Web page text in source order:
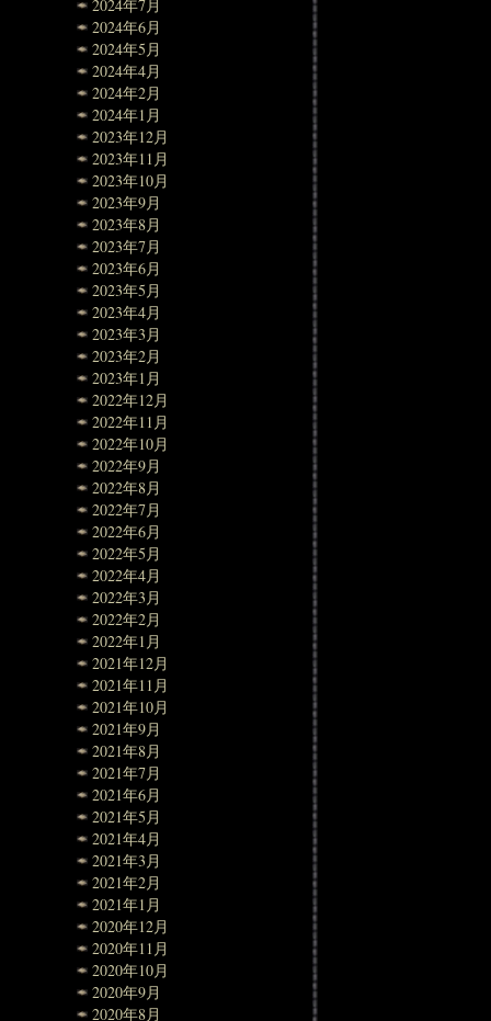
2024年7月
2024年6月
2024年5月
2024年4月
2024年2月
2024年1月
2023年12月
2023年11月
2023年10月
2023年9月
2023年8月
2023年7月
2023年6月
2023年5月
2023年4月
2023年3月
2023年2月
2023年1月
2022年12月
2022年11月
2022年10月
2022年9月
2022年8月
2022年7月
2022年6月
2022年5月
2022年4月
2022年3月
2022年2月
2022年1月
2021年12月
2021年11月
2021年10月
2021年9月
2021年8月
2021年7月
2021年6月
2021年5月
2021年4月
2021年3月
2021年2月
2021年1月
2020年12月
2020年11月
2020年10月
2020年9月
2020年8月